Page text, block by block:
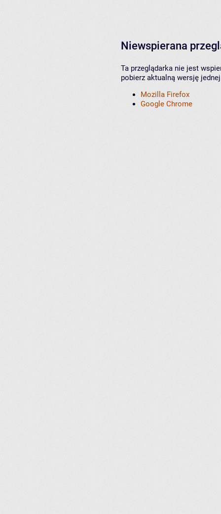
Niewspierana
Ta przeglądarka nie jest
pobierz aktualną wersję
Mozilla Firefox
Google Chrome